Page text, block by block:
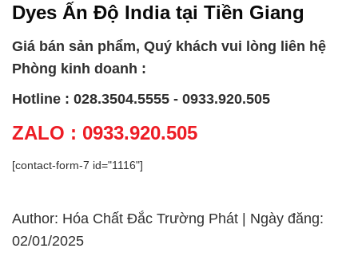
Dyes Ấn Độ India tại Tiền Giang
Giá bán sản phẩm, Quý khách vui lòng liên hệ
Phòng kinh doanh :
Hotline : 028.3504.5555 - 0933.920.505
ZALO : 0933.920.505
[contact-form-7 id="1116"]
Author: Hóa Chất Đắc Trường Phát | Ngày đăng:
02/01/2025